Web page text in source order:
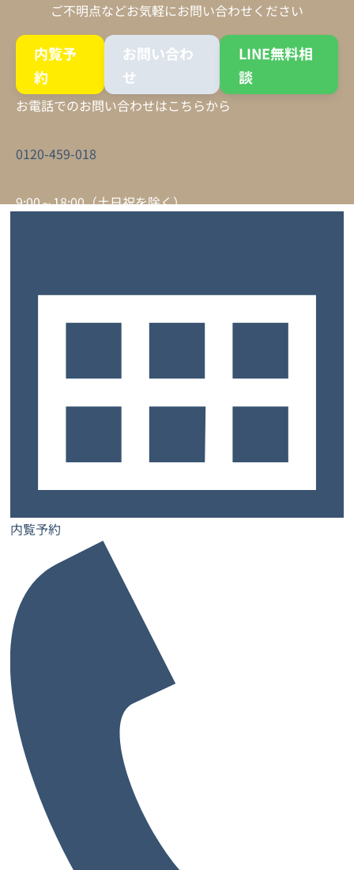
ご不明点などお気軽にお問い合わせください
内覧予
約
お問い合わ
せ
LINE無料相
談
お電話でのお問い合わせはこちらから
0120-459-018
9:00～18:00（土日祝を除く）
内覧予約
よくあるご質問
レンタルオフィス
レンタルオフィス一覧・検索
閲覧履歴一覧
都道府県から探す
奈良県
大阪府の市から探す
高槻市
東大阪市
藤井寺市
大阪市の区から探す
中央区
阿倍野区
淀川区